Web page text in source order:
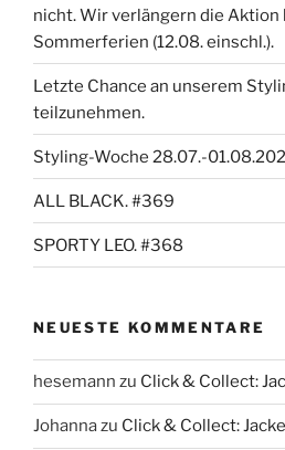
nicht. Wir verlängern die Aktion
Sommerferien (12.08. einschl.).
Letzte Chance an unserem
teilzunehmen.
Styling-Woche 28.07.-
ALL BLACK. #369
SPORTY LEO. #368
NEUESTE KOMMENTARE
hesemann zu Click & Collect:
Johannazu Click & Collect: